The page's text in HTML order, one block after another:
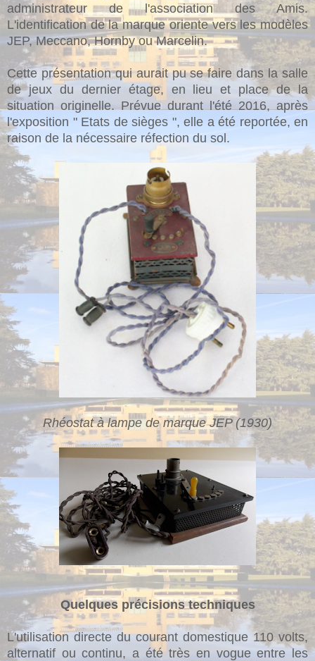
administrateur de l'association des Amis.
L'identification de la marque oriente vers les modèles
JEP, Meccano, Hornby ou Marcelin.
Cette présentation qui aurait pu se faire dans la salle
de jeux du dernier étage, en lieu et place de la
situation originelle. Prévue durant l'été 2016, après
l'exposition " Etats de sièges ", elle a été reportée, en
raison de la nécessaire réfection du sol.
Rhéostat à lampe de marque JEP (1930)
Quelques précisions techniques
L'utilisation directe du courant domestique 110 volts,
alternatif ou continu, a été très en vogue entre les